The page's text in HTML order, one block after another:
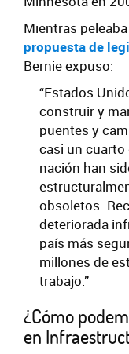
Mientras
propuesta de
Bernie expuso:
“Estados
construir y
puentes y
casi un cuarto
nación han
obsoletos.
deteriorada
país más
millones de
trabajo.”
¿Cómo
en